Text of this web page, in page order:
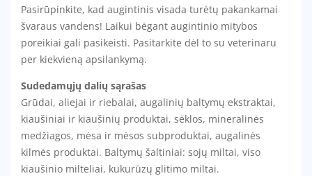
Pasirūpinkite, kad augintinis visada turėtų pakankamai
švaraus vandens! Laikui bėgant augintinio mitybos
poreikiai gali pasikeisti. Pasitarkite dėl to su veterinaru
per kiekvieną apsilankymą.
Sudedamųjų dalių sąrašas
Grūdai, aliejai ir riebalai, augalinių baltymų ekstraktai,
kiaušiniai ir kiaušinių produktai, sėklos, mineralinės
medžiagos, mėsa ir mėsos subproduktai, augalinės
kilmės produktai. Baltymų šaltiniai: sojų miltai, viso
kiaušinio milteliai, kukurūzų glitimo miltai.